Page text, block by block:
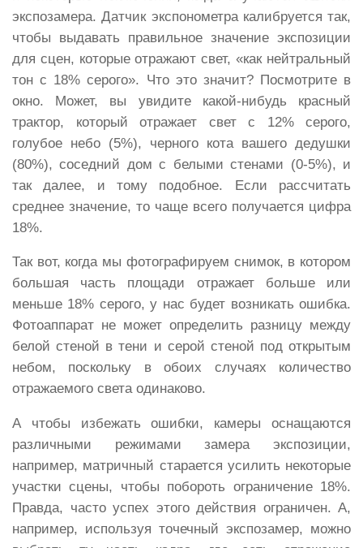
экспозамера. Датчик экспонометра калибруется так,
чтобы выдавать правильное значение экспозиции
для сцен, которые отражают свет, «как нейтральный
тон с 18% серого». Что это значит? Посмотрите в
окно. Может, вы увидите какой-нибудь красный
трактор, который отражает свет с 12% серого,
голубое небо (5%), черного кота вашего дедушки
(80%), соседний дом с белыми стенами (0-5%), и
так далее, и тому подобное. Если рассчитать
среднее значение, то чаще всего получается цифра
18%.
Так вот, когда мы фотографируем снимок, в котором
большая часть площади отражает больше или
меньше 18% серого, у нас будет возникать ошибка.
Фотоаппарат не может определить разницу между
белой стеной в тени и серой стеной под открытым
небом, поскольку в обоих случаях количество
отражаемого света одинаково.
А чтобы избежать ошибки, камеры оснащаются
различными режимами замера экспозиции,
например, матричный старается усилить некоторые
участки сцены, чтобы побороть ограничение 18%.
Правда, часто успех этого действия ограничен. А,
например, используя точечный экспозамер, можно